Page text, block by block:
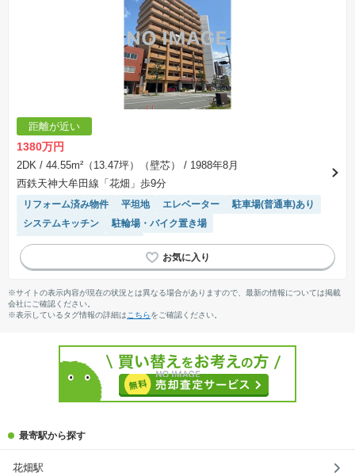
距離が近い
1380万円
2DK / 44.55m²（13.47坪）（壁芯）
/ 1988年8月
西鉄天神大牟田線「花畑」歩9分
リフォーム済み物件 平坦地 エレベーター
駐車場(普通車)あり
システムキッチン
駐輪場・バイク置き場
モニター付きインターホン
※サイトの表示内容が現在の状況とは異なる場合がありますので、最新の情報については掲載
会社にご確認ください。
※表示しているタグ情報の詳細は こちらをご確認ください。
最寄駅から探す
花畑駅